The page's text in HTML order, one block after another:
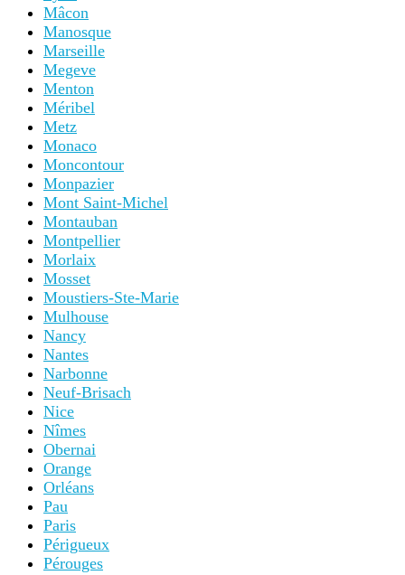
Mâcon
Manosque
Marseille
Megeve
Menton
Méribel
Metz
Monaco
Moncontour
Monpazier
Mont Saint-Michel
Montauban
Montpellier
Morlaix
Mosset
Moustiers-Ste-Marie
Mulhouse
Nancy
Nantes
Narbonne
Neuf-Brisach
Nice
Nîmes
Obernai
Orange
Orléans
Pau
Paris
Périgueux
Pérouges